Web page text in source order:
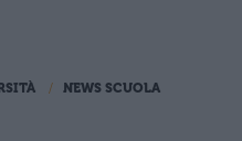
NEWS SCUOLA